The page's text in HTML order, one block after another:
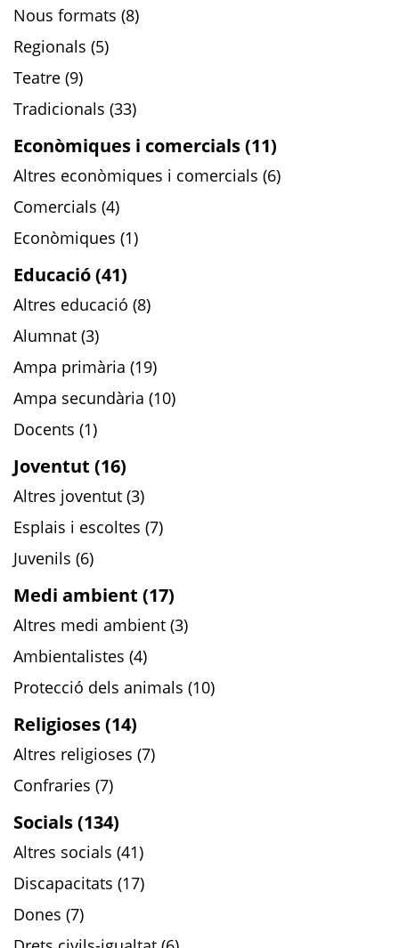
Nous formats (8)
Regionals (5)
Teatre (9)
Tradicionals (33)
Econòmiques i comercials (11)
Altres econòmiques i comercials (6)
Comercials (4)
Econòmiques (1)
Educació (41)
Altres educació (8)
Alumnat (3)
Ampa primària (19)
Ampa secundària (10)
Docents (1)
Joventut (16)
Altres joventut (3)
Esplais i escoltes (7)
Juvenils (6)
Medi ambient (17)
Altres medi ambient (3)
Ambientalistes (4)
Protecció dels animals (10)
Religioses (14)
Altres religioses (7)
Confraries (7)
Socials (134)
Altres socials (41)
Discapacitats (17)
Dones (7)